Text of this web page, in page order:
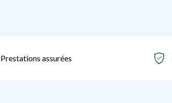
Prestations assurées